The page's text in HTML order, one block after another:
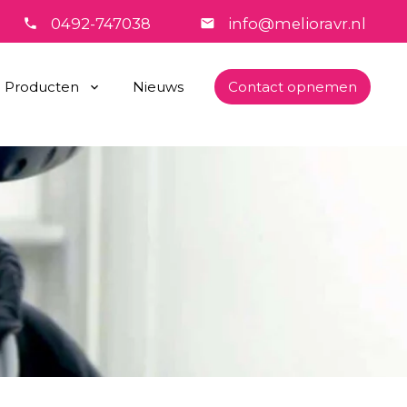
0492-747038 info@melioravr.nl
Producten Nieuws Contact opnemen